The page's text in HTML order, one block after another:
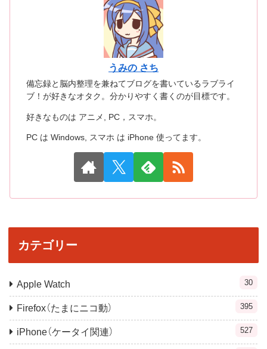
うみの さち
備忘録と脳内整理を兼ねてブログを書いているラブライ
ブ！が好きなオタク。分かりやすく書くのが目標です。
好きなものは アニメ, PC，スマホ。
PC は Windows, スマホ は iPhone 使ってます。
カテゴリー
Apple Watch 30
Firefox（たまにニコ動） 395
iPhone（ケータイ関連） 527